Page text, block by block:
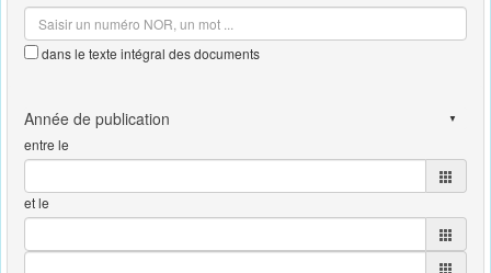
dans le texte intégral des documents
entre le
et le